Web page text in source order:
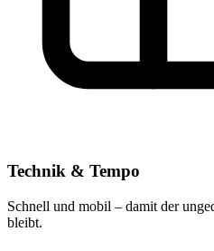
Technik & Tempo
Schnell und mobil – damit der
bleibt.